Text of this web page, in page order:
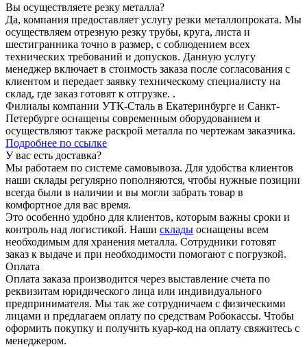
Вы осуществляете резку металла?
Да, компания предоставляет услугу резки металлопроката. Мы
осуществляем отрезную резку трубы, круга, листа и
шестигранника точно в размер, с соблюдением всех
технических требований и допусков. Данную услугу
менеджер включает в стоимость заказа после согласования с
клиентом и передает заявку техническому специалисту на
склад, где заказ готовят к отгрузке. .
Филиалы компании УТК-Сталь в Екатеринбурге и Санкт-
Петербурге оснащены современным оборудованием и
осуществляют также раскрой металла по чертежам заказчика.
Подробнее по ссылке
У вас есть доставка?
Мы работаем по системе самовывоза. Для удобства клиентов
наши склады регулярно пополняются, чтобы нужные позиции
всегда были в наличии и вы могли забрать товар в
комфортное для вас время.
Это особенно удобно для клиентов, которым важны сроки и
контроль над логистикой. Наши склады оснащены всем
необходимым для хранения металла. Сотрудники готовят
заказ к выдаче и при необходимости помогают с погрузкой.
Оплата
Оплата заказа производится через выставление счета по
реквизитам юридического лица или индивидуального
предпринимателя. Мы так же сотрудничаем с физическими
лицами и предлагаем оплату по средствам Робокассы. Чтобы
оформить покупку и получить куар-код на оплату свяжитесь с
менеджером.